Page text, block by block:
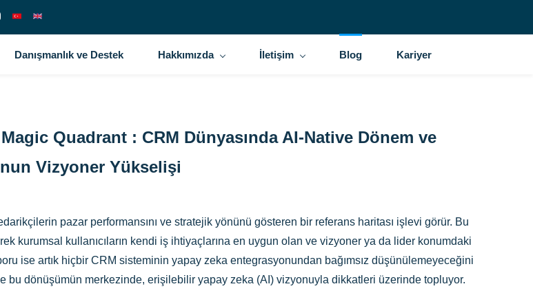
Danışmanlık ve Destek Hakkımızda İletişim Blog Kariyer
Quadrant : CRM Dünyasında AI-Native Dönem ve
Vizyoner Yükselişi
pazar performansını ve stratejik yönünü gösteren bir referans haritası işlevi görür. Bu
kurumsal kullanıcıların kendi iş ihtiyaçlarına en uygun olan ve vizyoner ya da lider konumdaki
ise artık hiçbir CRM sisteminin yapay zeka entegrasyonundan bağımsız düşünülemeyeceğini
bu dönüşümün merkezinde, erişilebilir yapay zeka (AI) vizyonuyla dikkatleri üzerinde topluyor.